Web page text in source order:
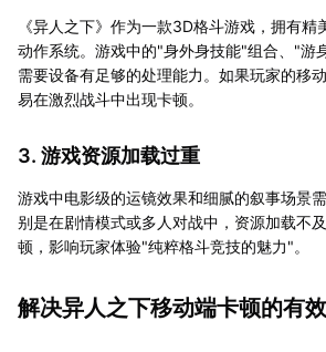
《异人之下》作为一款3D格斗游戏，拥有精
动作系统。游戏中的"身外身技能"组合、"游
需要设备有足够的处理能力。如果玩家的移
易在激烈战斗中出现卡顿。
3. 游戏资源加载过重
游戏中电影级的运镜效果和细腻的叙事场景
别是在剧情模式或多人对战中，资源加载不
顿，影响玩家体验"纯粹格斗竞技的魅力"。
解决异人之下移动端卡顿的有